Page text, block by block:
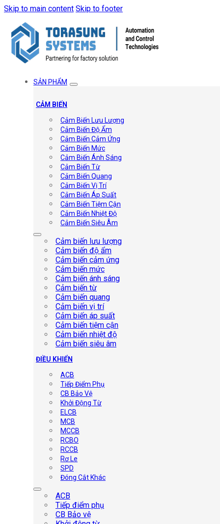
Skip to main content Skip to footer
SẢN PHẨM
CẢM BIẾN
Cảm Biến Lưu Lượng
Cảm Biến Độ Ẩm
Cảm Biến Cảm Ứng
Cảm Biến Mức
Cảm Biến Ánh Sáng
Cảm Biến Từ
Cảm Biến Quang
Cảm Biến Vị Trí
Cảm Biến Áp Suất
Cảm Biến Tiệm Cận
Cảm Biến Nhiệt Độ
Cảm Biến Siêu Âm
Cảm biến lưu lượng
Cảm biến độ ẩm
Cảm biến cảm ứng
Cảm biến mức
Cảm biến ánh sáng
Cảm biến từ
Cảm biến quang
Cảm biến vị trí
Cảm biến áp suất
Cảm biến tiệm cận
Cảm biến nhiệt độ
Cảm biến siêu âm
ĐIỀU KHIỂN
ACB
Tiếp Điểm Phụ
CB Bảo Vệ
Khởi Động Từ
ELCB
MCB
MCCB
RCBO
RCCB
Rơ Le
SPD
Đóng Cắt Khác
ACB
Tiếp điểm phụ
CB Bảo vệ